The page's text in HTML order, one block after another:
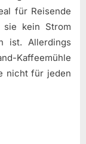
für Reisende
sie kein Strom
ist. Allerdings
Kaffeemühle
nicht für jeden